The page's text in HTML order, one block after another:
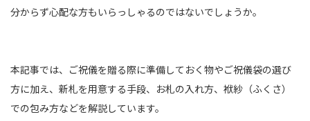
分からず心配な方もいらっしゃるのではないでしょうか。
本記事では、ご祝儀を贈る際に準備しておく物やご祝儀袋の選び
方に加え、新札を用意する手段、お札の入れ方、袱紗（ふくさ）
での包み方などを解説しています。